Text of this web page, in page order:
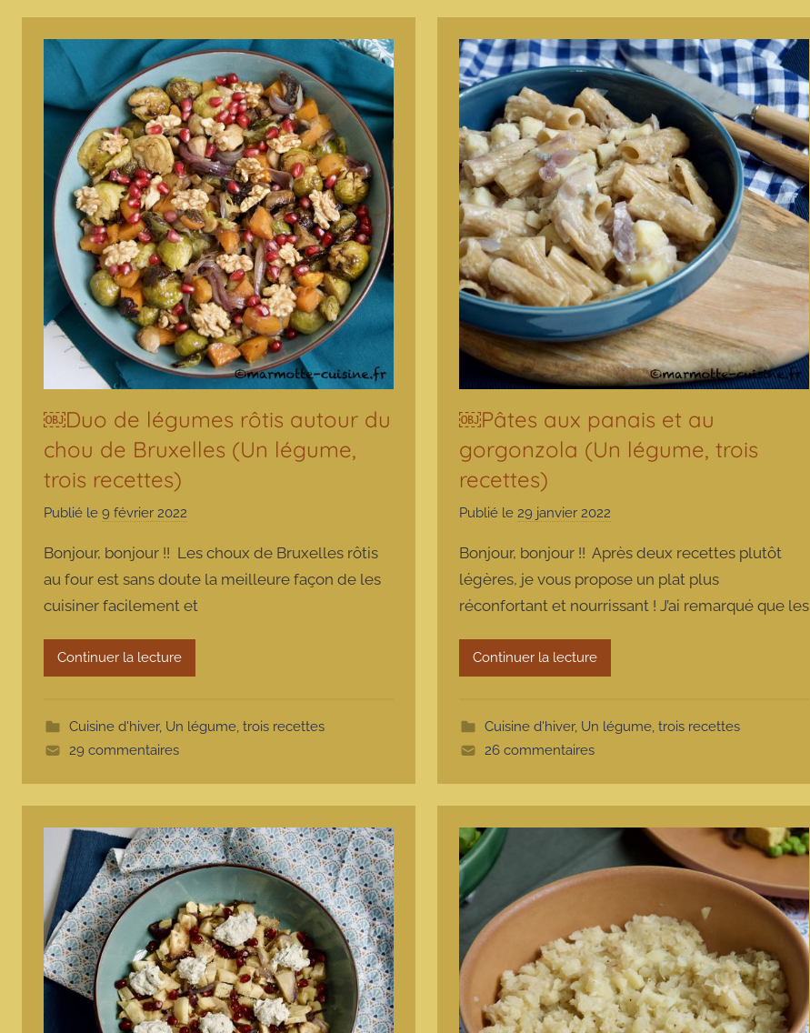
￼Duo de légumes rôtis autour du
chou de Bruxelles (Un légume,
trois recettes)
Publié le 9 février 2022
r
m
a
o
t
Bonjour, bonjour !! Les choux de Bruxelles rôtis
au four est sans doute la meilleure façon de les
cuisiner facilement et
Continuer la lecture
Cuisine d'hiver, Un légume, trois recettes
29 commentaires
￼Pâtes aux panais et au
gorgonzola (Un légume, trois
recettes)
Publié le29 janvier 2022
r
m
a
t
Bonjour, bonjour !! Après deux recettes plutôt
légères, je vous propose un plat plus
réconfortant et nourrissant ! J’ai remarqué que les
Continuer la lecture
Cuisine d'hiver, Un légume, trois recettes
26 commentaires